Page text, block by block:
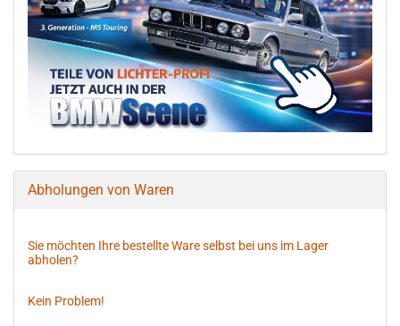
Abholungen von Waren
Sie möchten Ihre bestellte Ware selbst bei uns im Lager
abholen?
Kein Problem!